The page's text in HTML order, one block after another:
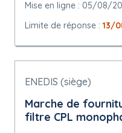
Mise en ligne : 05/08/
Limite de réponse : 13/
ENEDIS (siège)
Marche de
filtre CPL